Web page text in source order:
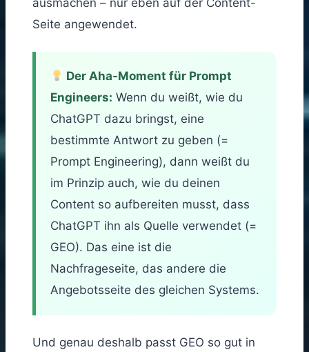
Seite angewendet.
Der Aha-Moment für Prompt
Engineers: Wenn du weißt, wie du
ChatGPT dazu bringst, eine
bestimmte Antwort zu geben (=
Prompt Engineering), dann weißt du
im Prinzip auch, wie du deinen
Content so aufbereiten musst, dass
ChatGPT ihn als Quelle verwendet (=
GEO). Das eine ist die
Nachfrageseite, das andere die
Angebotsseite des gleichen Systems.
Und genau deshalb passt GEO so gut in